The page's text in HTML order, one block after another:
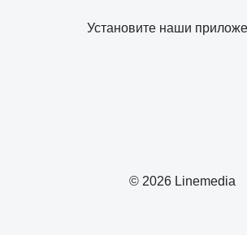
© 2026 Linemedia
Установите наши